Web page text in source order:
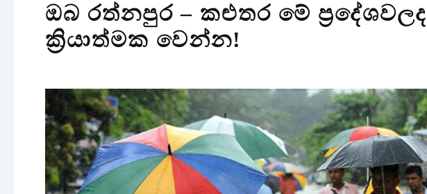
ඔබ රත්නපුර – කළුතර මේ
ක්‍රියාත්මක වෙන්න!